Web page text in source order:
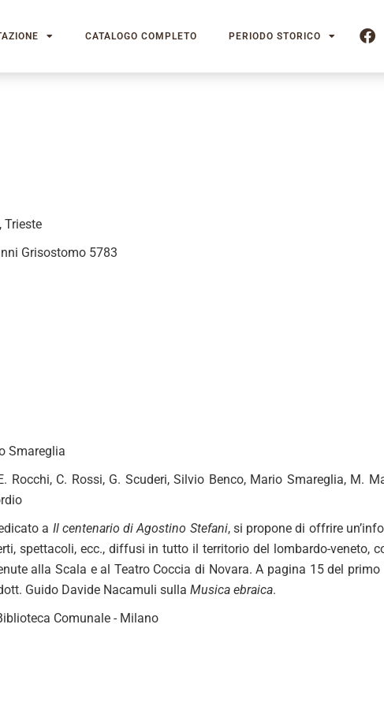
CATALOGO COMPLETO PERIODO STORICO
Trieste
Grisostomo 5783
Smareglia
Rocchi, C. Rossi, G. Scuderi, Silvio Benco, Mario Smareglia, M.
a Il centenario di Agostino Stefani, si propone di offrire
spettacoli, ecc., diffusi in tutto il territorio del lombardo-veneto,
alla Scala e al Teatro Coccia di Novara. A pagina 15 del
Guido Davide Nacamuli sulla Musica ebraica.
Comunale - Milano